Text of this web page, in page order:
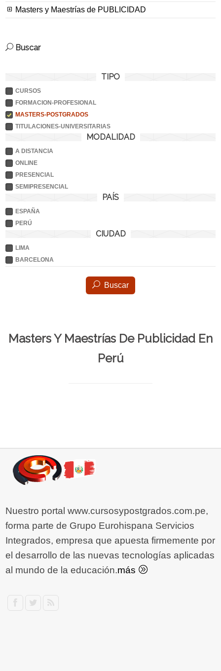
Masters y Maestrías de PUBLICIDAD
Buscar
TIPO
CURSOS
FORMACION-PROFESIONAL
MASTERS-POSTGRADOS
TITULACIONES-UNIVERSITARIAS
MODALIDAD
A DISTANCIA
ONLINE
PRESENCIAL
SEMIPRESENCIAL
PAÍS
ESPAÑA
PERÚ
CIUDAD
LIMA
BARCELONA
Buscar
Masters Y Maestrías De Publicidad En
Perú
Nuestro portal www.cursosypostgrados.com.pe,
forma parte de Grupo Eurohispana Servicios
Integrados, empresa que apuesta firmemente por
el desarrollo de las nuevas tecnologías aplicadas
al mundo de la educación.más